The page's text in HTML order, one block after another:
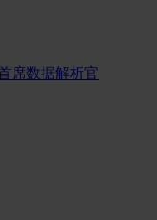
席数据解析官